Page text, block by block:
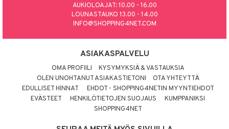
AUKIOLOAJAT: 10.00 - 16.00
LOUNASTAUKO 13.00 - 14.00
INFO@SHOPPING4NET.COM
ASIAKASPALVELU
OMA PROFIILI
KYSYMYKSIÄ & VASTAUKSIA
OLEN UNOHTANUT ASIAKASTIETONI
OTA YHTEYTTÄ
EDULLISET HINNAT
EHDOT - SHOPPING4NETIN MYYNTIEHDOT
EVÄSTEET
HENKILÖTIETOJEN SUOJAUS
KUMPPANIKSI
SHOPPING4NET